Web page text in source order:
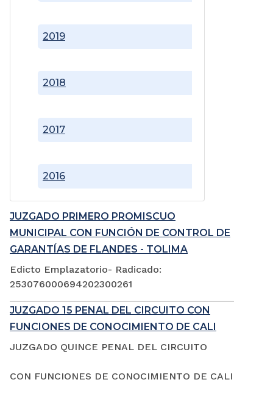
2016
2017
2018
2019
JUZGADO PRIMERO PROMISCUO
MUNICIPAL CON FUNCIÓN DE CONTROL DE
GARANTÍAS DE FLANDES - TOLIMA
Edicto Emplazatorio- Radicado:
253076000694202300261
JUZGADO 15 PENAL DEL CIRCUITO CON
FUNCIONES DE CONOCIMIENTO DE CALI
JUZGADO QUINCE PENAL DEL CIRCUITO
CON FUNCIONES DE CONOCIMIENTO DE CALI